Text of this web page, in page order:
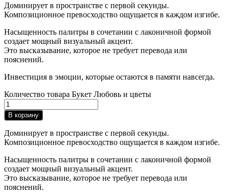
Доминирует в пространстве с первой секунды.
Композиционное превосходство ощущается в каждом изгибе.
Насыщенность палитры в сочетании с лаконичной формой
создает мощный визуальный акцент.
Это высказывание, которое не требует перевода или
пояснений.
Инвестиция в эмоции, которые остаются в памяти навсегда.
Количество товара Букет Любовь и цветы
В корзину
Доминирует в пространстве с первой секунды.
Композиционное превосходство ощущается в каждом изгибе.
Насыщенность палитры в сочетании с лаконичной формой
создает мощный визуальный акцент.
Это высказывание, которое не требует перевода или
пояснений.